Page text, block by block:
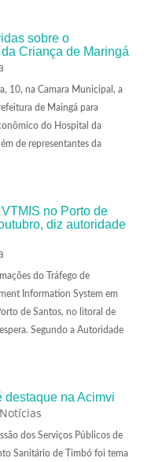
sobre o
Criança de Maringá
10, na Camara Municipal, a
de Maingá para
do Hospital da
de representantes da
no Porto de
diz autoridade
do Tráfego de
Information System em
de Santos, no litoral de
Segundo a Autoridade
destaque na Acimvi
Notícias
dos Serviços Públicos de
Sanitário de Timbó foi tema